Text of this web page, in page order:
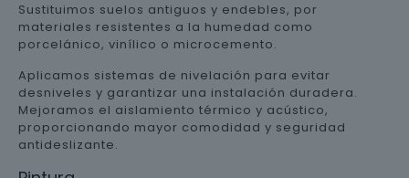
Sustituimos suelos antiguos y endebles, por
materiales resistentes a la humedad como
porcelánico, vinílico o microcemento.
Aplicamos sistemas de nivelación para evitar
desniveles y garantizar una instalación duradera.
Mejoramos el aislamiento térmico y acústico,
proporcionando mayor comodidad y seguridad
antideslizante.